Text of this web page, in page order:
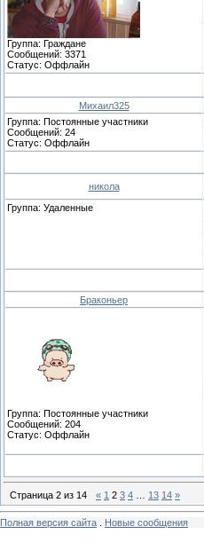
Группа: Граждане
Сообщений: 3371
Статус: Оффлайн
Михаил325
Группа: Постоянные участники
Сообщений: 24
Статус: Оффлайн
никола
Группа: Удаленные
Браконьер
Группа: Постоянные участники
Сообщений: 204
Статус: Оффлайн
Страница 2 из 14 « 1 2 3 4 13 14 »
Полная версия сайта Новые сообщения